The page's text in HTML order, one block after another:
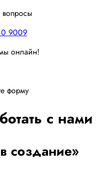
вопросы
9009
онлайн!
форму
с нами
создание»